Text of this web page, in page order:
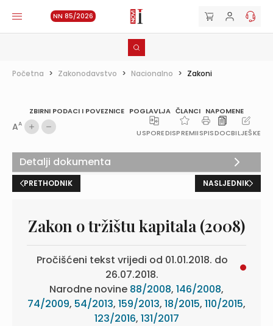
NN 85/2026
Početna > Zakonodavstvo > Nacionalno > Zakoni
ZBIRNI PODACI I POVEZNICE POGLAVLJA ČLANCI NAPOMENE
AA
USPOREDISPREMIISPISDOCBILJEŠKE
PRETHODNIK NASLJEDNIK
Zakon o tržištu kapitala (2008)
Pročišćeni tekst vrijedi od 01.01.2018. do
26.07.2018.
Narodne novine 88/2008, 146/2008,
74/2009, 54/2013, 159/2013, 18/2015, 110/2015,
123/2016, 131/2017
Detalji dokumenta